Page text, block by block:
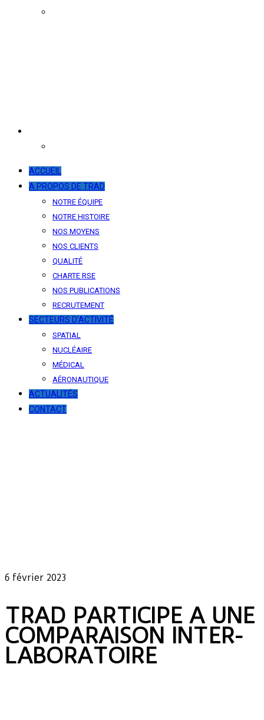
ACCUEIL
A PROPOS DE TRAD
NOTRE ÉQUIPE
NOTRE HISTOIRE
NOS MOYENS
NOS CLIENTS
QUALITÉ
CHARTE RSE
NOS PUBLICATIONS
RECRUTEMENT
SECTEURS D’ACTIVITÉ
SPATIAL
NUCLÉAIRE
MÉDICAL
AÉRONAUTIQUE
ACTUALITÉS
CONTACT
6 février 2023
TRAD PARTICIPE A UNE
COMPARAISON INTER-
LABORATOIRE